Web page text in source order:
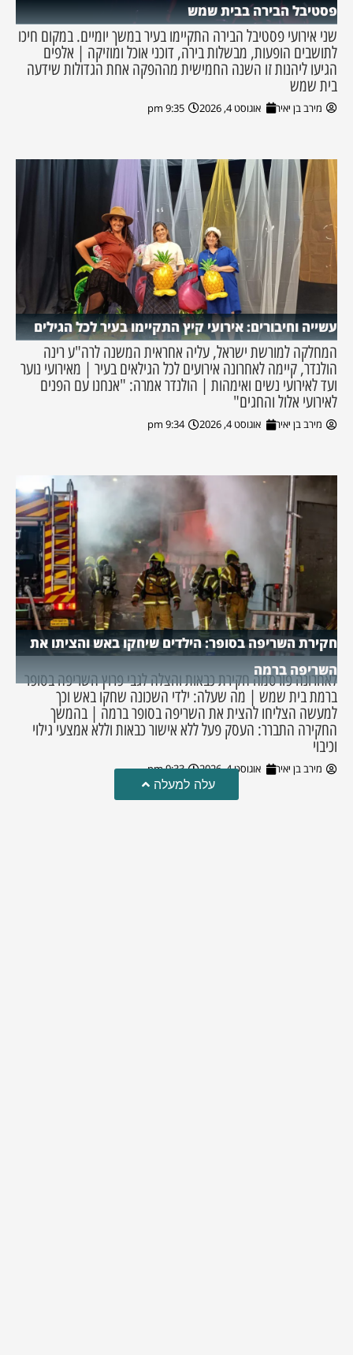
פסטיבל הבירה בבית שמש
שני אירועי פסטיבל הבירה התקיימו בעיר במשך יומיים. במקום חיכו
לתושבים הופעות, מבשלות בירה, דוכני אוכל ומוזיקה | אלפים
הגיעו ליהנות זו השנה החמישית מההפקה אחת הגדולות שידעה
בית שמש
מירב בן יאיר אוגוסט 4, 2026 9:35 pm
עשייה וחיבורים: אירועי קיץ התקיימו בעיר לכל הגילים
המחלקה למורשת ישראל, עליה אחראית המשנה לרה"ע רינה
הולנדר, קיימה לאחרונה אירועים לכל הגילאים בעיר | מאירועי נוער
ועד לאירועי נשים ואימהות | הולנדר אמרה: "אנחנו עם הפנים
לאירועי אלול והחגים"
מירב בן יאיר אוגוסט 4, 2026 9:34 pm
חקירת השריפה בסופר: הילדים שיחקו באש והציתו את
השריפה ברמה
לאחרונה פורסמה חקירת כבאות והצלה לגבי פרוץ השריפה בסופר
ברמת בית שמש | מה שעלה: ילדי השכונה שחקו באש וכך
למעשה הצליחו להצית את השריפה בסופר ברמה | בהמשך
החקירה התברר: העסק פעל ללא אישור כבאות וללא אמצעי גילוי
וכיבוי
מירב בן יאיר אוגוסט 4, 2026 9:33 pm
עלה למעלה